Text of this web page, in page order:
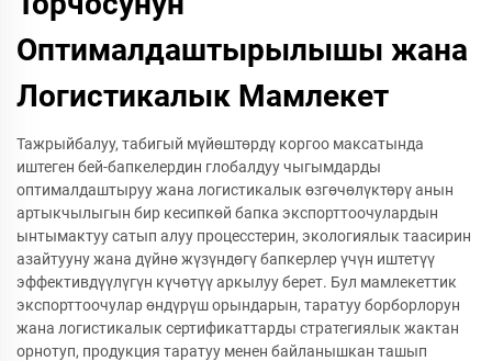
Оптималдаштырылышы жана
Логистикалык Мамлекет
Тажрыйбалуу, табигый мүйөштөрдү коргоо максатында
иштеген бей-бапкелердин глобалдуу чыгымдарды
оптималдаштыруу жана логистикалык өзгөчөлүктөрү анын
артыкчылыгын бир кесипкөй бапка экспорттоочулардын
ынтымактуу сатып алуу процесстерин, экологиялык таасирин
азайтууну жана дүйнө жүзүндөгү бапкерлер үчүн иштетүү
эффективдүүлүгүн күчөтүү аркылуу берет. Бул мамлекеттик
экспорттоочулар өндүрүш орындарын, таратуу борборлорун
жана логистикалык сертификаттарды стратегиялык жактан
орнотуп, продукция таратуу менен байланышкан ташып